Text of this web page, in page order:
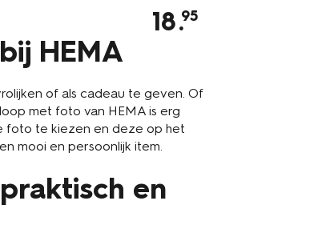
18.95
HEMA
of als cadeau te geven. Of
met foto van HEMA is erg
foto te kiezen en deze op het
mooi en persoonlijk item.
en